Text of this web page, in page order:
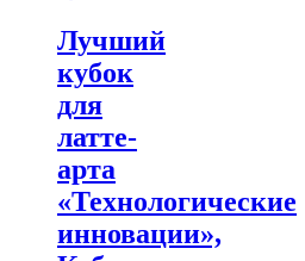
chosen
on
page
Лучший
кубок
для
латте-
арта
«Технологические
инновации»,